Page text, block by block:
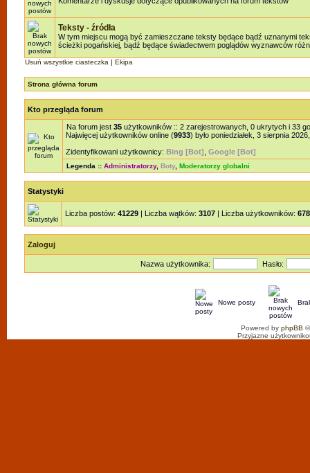
Teksty - źródła
W tym miejscu mogą być zamieszczane teksty będące bądź uznanymi
ścieżki pogańskiej, bądź będące świadectwem poglądów wyznawców
Usuń wszystkie ciasteczka | Ekipa
Strona główna forum
Kto przegląda forum
Na forum jest 35 użytkowników :: 2 zarejestrowanych, 0 ukrytych i 33
Najwięcej użytkowników online (9933) było poniedziałek, 3 sierpnia
Zidentyfikowani użytkownicy: Bing [Bot] Google [Bot]
Legenda :: Administratorzy, Boty, Moderatorzy globalni
Statystyki
Liczba postów: 41229 | Liczba wątków: 3107 | Liczba użytkowników: 678
Zaloguj
Nazwa użytkownika: Hasło:
Nowe posty
Powered by phpBB
Przyjazne